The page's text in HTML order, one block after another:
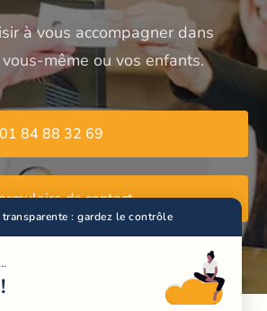
: gardez le contrôle
à vous accompagner dans
même ou vos enfants.
01 84 88 32 69
de contact